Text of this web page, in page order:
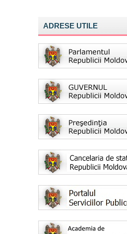
ADRESE UTILE